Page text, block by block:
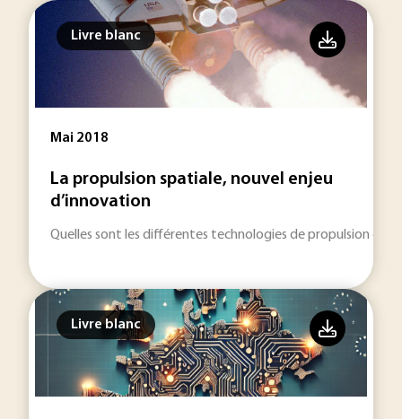
Livre blanc
Mai 2018
La propulsion spatiale, nouvel enjeu
d’innovation
Quelles sont les différentes technologies de propulsion
Livre blanc